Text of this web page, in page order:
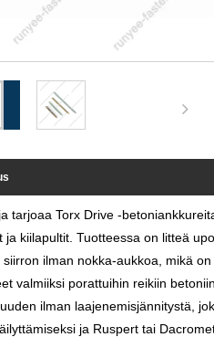
tarjoaa Torx Drive -
ja kiilapultit. Tuotteessa on litteä
ilman nokka-aukkoa, mikä
valmiiksi porattuihin reikiin
ilman laajenemisjännitystä,
ja Ruspert tai